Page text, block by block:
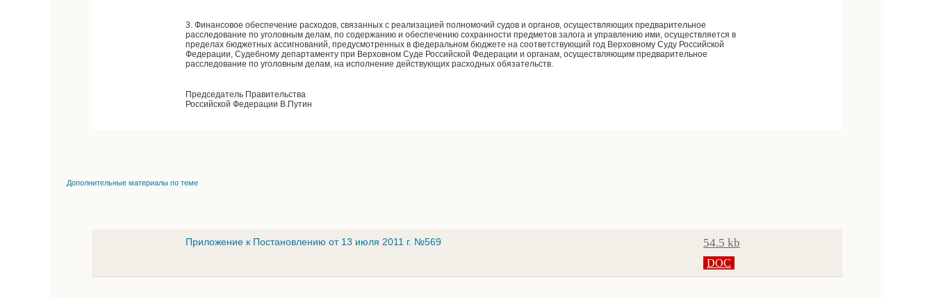
3. Финансовое обеспечение расходов, связанных с реализацией полномочий судов и органов, осуществляющих предварительное
расследование по уголовным делам, по содержанию и обеспечению сохранности предметов залога и управлению ими, осуществляется в
пределах бюджетных ассигнований, предусмотренных в федеральном бюджете на соответствующий год Верховному Суду Российской
Федерации, Судебному департаменту при Верховном Суде Российской Федерации и органам, осуществляющим предварительное
расследование по уголовным делам, на исполнение действующих расходных обязательств.
Председатель Правительства
Российской Федерации В.Путин
Дополнительные материалы по теме
Приложение к Постановлению от 13 июля 2011 г. №569 54.5 kb
DOC